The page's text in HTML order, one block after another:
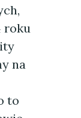
roku
na
to